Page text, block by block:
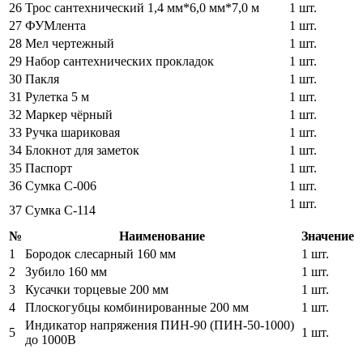
26 Трос сантехнический 1,4 мм*6,0 мм*7,0 м
1 шт.
27 ФУМлента
1 шт.
28 Мел чертежный
1 шт.
29 Набор сантехнических прокладок
1 шт.
30 Пакля
1 шт.
31 Рулетка 5 м
1 шт.
32 Маркер чёрный
1 шт.
33 Ручка шариковая
1 шт.
34 Блокнот для заметок
1 шт.
35 Паспорт
1 шт.
36 Сумка С-006
1 шт.
37 Сумка С-114 1 шт.
№ Наименование
Значение
1
Бородок слесарный 160 мм
1 шт.
2
Зубило 160 мм
1 шт.
3
Кусачки торцевые 200 мм
1 шт.
4
Плоскогубцы комбинированные 200 мм
1 шт.
5
Индикатор напряжения ПИН-90 (ПИН-50-1000)
до 1000В
1 шт.